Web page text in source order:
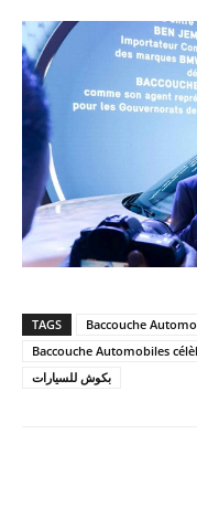
TAGS
Baccouche
Baccouche Automobiles
بكوش للسيارات